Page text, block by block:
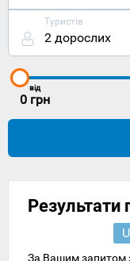
Туристів
2 дорослих
від
0 грн
Результати
За Вашим запитом